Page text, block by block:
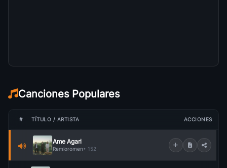
Canciones Populares
# TÍTULO / ARTISTA ACCIONES
Ame Agari
Remioromen• 152